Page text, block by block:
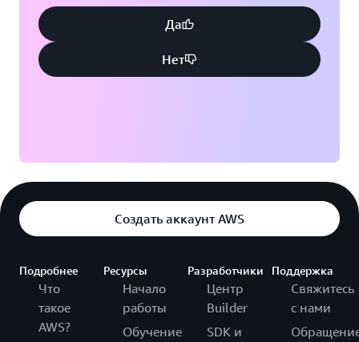
Да
Нет
Создать аккаунт AWS
Подробнее
Что
такое
AWS?
Ресурсы
Начало
работы
Обучение
Разработчики
Центр
Builder
SDK и
Поддержка
Свяжитесь
с нами